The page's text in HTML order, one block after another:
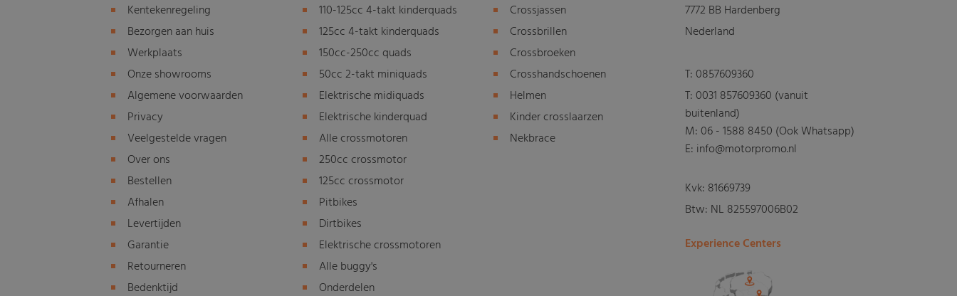
Kentekenregeling
Bezorgen aan huis
Werkplaats
Onze showrooms
Algemene voorwaarden
Privacy
Veelgestelde vragen
Over ons
Bestellen
Afhalen
Levertijden
Garantie
Retourneren
Bedenktijd
110-125cc 4-takt kinderquads
125cc 4-takt kinderquads
150cc-250cc quads
50cc 2-takt miniquads
Elektrische midiquads
Elektrische kinderquad
Alle crossmotoren
250cc crossmotor
125cc crossmotor
Pitbikes
Dirtbikes
Elektrische crossmotoren
Alle buggy's
Onderdelen
Crossjassen
Crossbrillen
Crossbroeken
Crosshandschoenen
Helmen
Kinder crosslaarzen
Nekbrace
7772 BB Hardenberg
Nederland
T:0857609360
T:0031 857609360 (vanuit
buitenland)
M:06 - 1588 8450 (Ook Whatsapp)
E: info@motorpromo.nl
Kvk: 81669739
Btw: NL 825597006B02
Experience Centers